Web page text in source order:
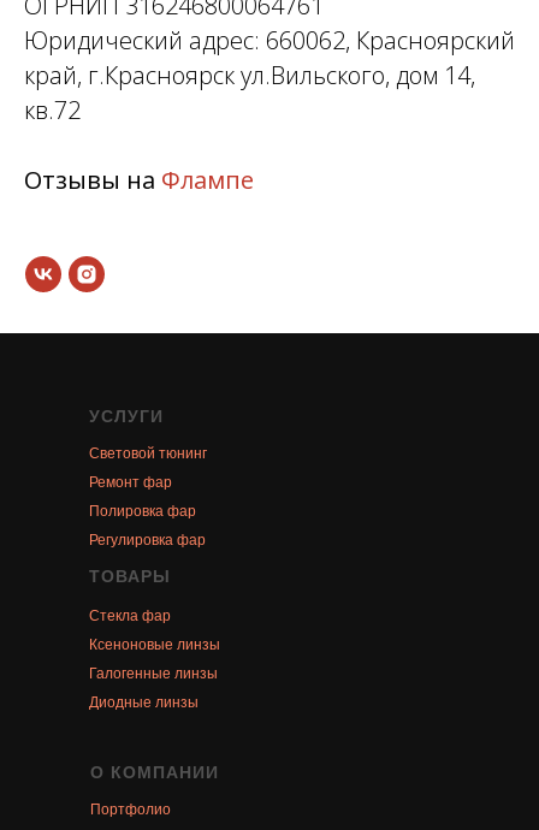
Юридический адрес: 660062, Красноярский
край, г.Красноярск ул.Вильского, дом 14,
кв.72
Отзывы на Флампе
УСЛУГИ
Световой тюнинг
Ремонт фар
Полировка фар
Регулировка фар
ТОВАРЫ
Стекла фар
Ксеноновые линзы
Галогенные линзы
Диодные линзы
О КОМПАНИИ
Портфолио